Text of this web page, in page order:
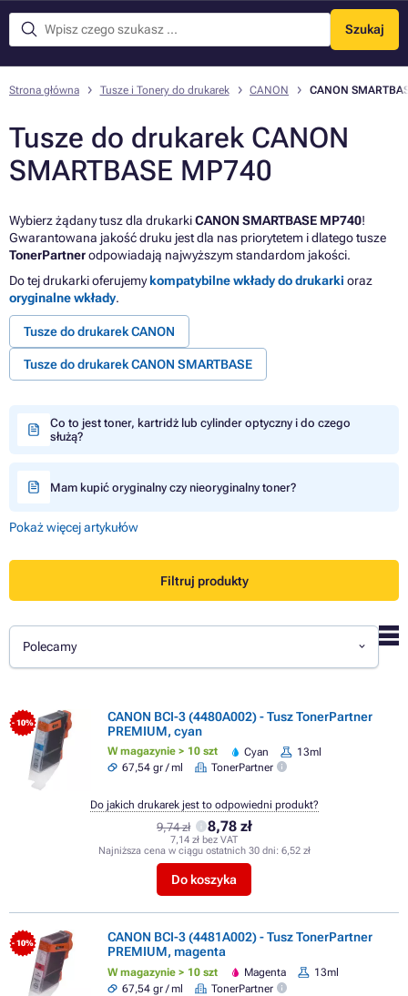
Szukaj
Menu
Strona główna Tusze i Tonery do drukarek CANON CANON
Tusze do drukarek CANON
SMARTBASE MP740
Wybierz żądany tusz dla drukarkiCANON SMARTBASE MP740!
Gwarantowana jakość druku jest dla nas priorytetem i dlatego tusze
TonerPartnerodpowiadają najwyższym standardom jakości.
Do tej drukarki oferujemykompatybilne wkłady do drukarki oraz
oryginalne wkłady.
Tusze do drukarek CANON
Tusze do drukarek CANON SMARTBASE
Co to jest toner, kartridż lub cylinder optyczny i do czego
służą?
Mam kupić oryginalny czy nieoryginalny toner?
Pokaż więcej artykułów
Filtruj produkty
Polecamy
- 10%
CANON BCI-3 (4480A002) - Tusz TonerPartner
PREMIUM, cyan
W magazynie > 10 szt Cyan
13ml
67,54 gr / ml
TonerPartner
9,74 zł 8,78 zł
7,14 zł bez VAT
Najniższa cena w ciągu ostatnich 30 dni: 6,52 zł
Do koszyka
Do jakich drukarek jest to odpowiedni produkt?
- 10%
CANON BCI-3 (4481A002) - Tusz TonerPartner
PREMIUM, magenta
W magazynie > 10 szt Magenta
13ml
67,54 gr / ml
TonerPartner